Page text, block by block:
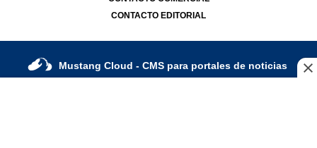
CONTACTO EDITORIAL
Mustang Cloud - CMS para portales de noticias